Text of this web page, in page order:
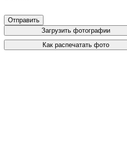
Отправить
Загрузить фотографии
Как распечатать фото